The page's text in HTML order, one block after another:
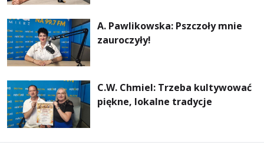
najważniejsza
A. Pawlikowska: Pszczoły mnie
zauroczyły!
C.W. Chmiel: Trzeba kultywować
piękne, lokalne tradycje